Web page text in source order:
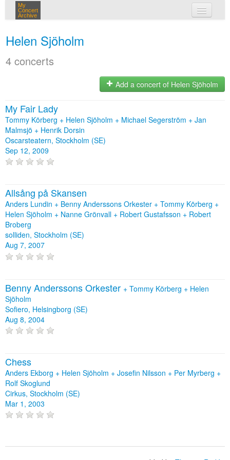
My
Concert
Archive
Helen Sjöholm
4 concerts
Add a concert of Helen Sjöholm
My Fair Lady
Tommy Körberg + Helen Sjöholm + Michael Segerström + Jan
Malmsjö + Henrik Dorsin
Oscarsteatern, Stockholm (SE)
Sep 12, 2009
Allsång på Skansen
Anders Lundin + Benny Anderssons Orkester + Tommy Körberg +
Helen Sjöholm + Nanne Grönvall + Robert Gustafsson + Robert
Broberg
solliden, Stockholm (SE)
Aug 7, 2007
Benny Anderssons Orkester + Tommy Körberg + Helen
Sjöholm
Sofiero, Helsingborg (SE)
Aug 8, 2004
Chess
Anders Ekborg + Helen Sjöholm + Josefin Nilsson + Per Myrberg +
Rolf Skoglund
Cirkus, Stockholm (SE)
Mar 1, 2003